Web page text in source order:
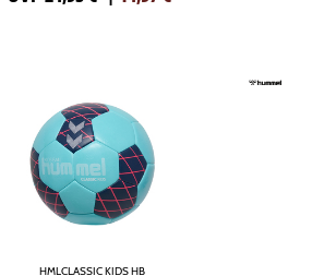
HMLCLASSIC KIDS HB